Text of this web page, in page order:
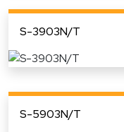
S-3903N/T
S-5903N/T